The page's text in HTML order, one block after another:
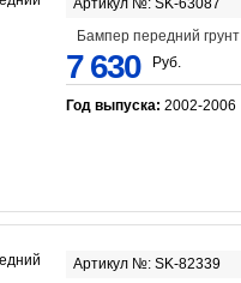
Артикул №: SK-63087
Бампер передний грунт
7 630 Руб.
Год выпуска: 2002-2006
Артикул №: SK-82339